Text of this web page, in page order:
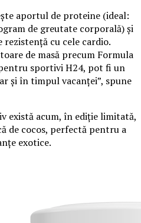
aportul de proteine (ideal:
de greutate corporală) și
cu cele cardio.
de masă precum Formula
sportivi H24, pot fi un
și în timpul vacanței”, spune
există acum, în ediție limitată,
de cocos, perfectă pentru a
exotice.